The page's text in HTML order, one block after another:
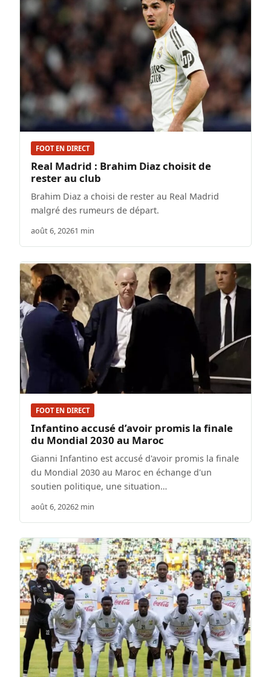
FOOT EN DIRECT
Real Madrid : Brahim Diaz choisit de
rester au club
Brahim Diaz a choisi de rester au Real Madrid
malgré des rumeurs de départ.
août 6, 20261 min
FOOT EN DIRECT
Infantino accusé d’avoir promis la finale
du Mondial 2030 au Maroc
Gianni Infantino est accusé d'avoir promis la finale
du Mondial 2030 au Maroc en échange d'un
soutien politique, une situation…
août 6, 20262 min